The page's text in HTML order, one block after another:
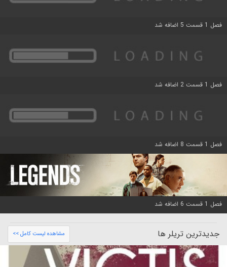
فصل 1 قسمت 5 اضافه شد
فصل 1 قسمت 2 اضافه شد
فصل 1 قسمت 8 اضافه شد
فصل 1 قسمت 6 اضافه شد
جدیدترین تریلر ها مشاهده لیست کامل >>